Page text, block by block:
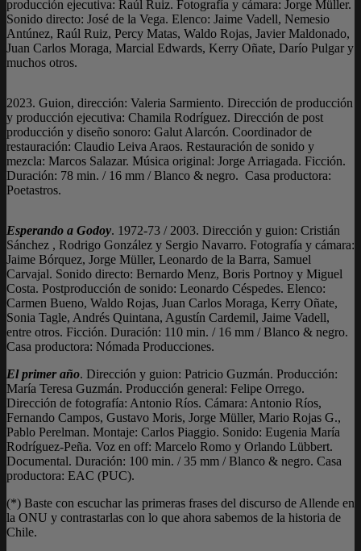
producción ejecutiva: Raúl Ruiz. Fotografía y cámara: Jorge Müller.
Sonido directo: José de la Vega. Elenco: Jaime Vadell, Nemesio
Antúnez, Raúl Ruiz, Percy Matas, Waldo Rojas, Javier Maldonado,
Juan Carlos Moraga, Marcial Edwards, Kerry Oñate, Darío Pulgar y
muchos otros.
2023. Guion, dirección: Valeria Sarmiento. Dirección de producción
y producción ejecutiva: Chamila Rodríguez. Dirección de post
producción y diseño sonoro: Galut Alarcón. Coordinador de
restauración: Claudio Leiva Araos. Restauración de sonido y
mezcla: Marcos Salazar. Música original: Jorge Arriagada. Ficción.
Duración: 78 min. / 16 mm / Blanco & negro. Casa productora:
Poetastros.
Esperando a Godoy. 1972-73 / 2003. Dirección y guion: Cristián
Sánchez , Rodrigo González y Sergio Navarro. Fotografía y cámara:
Jaime Bórquez, Jorge Müller, Leonardo de la Barra, Samuel
Carvajal. Sonido directo: Bernardo Menz, Boris Portnoy y Miguel
Costa. Postproducción de sonido: Leonardo Céspedes. Elenco:
Carmen Bueno, Waldo Rojas, Juan Carlos Moraga, Kerry Oñate,
Sonia Tagle, Andrés Quintana, Agustín Cardemil, Jaime Vadell,
entre otros. Ficción. Duración: 110 min. / 16 mm / Blanco & negro.
Casa productora: Nómada Producciones.
El primer año. Dirección y guion: Patricio Guzmán. Producción:
María Teresa Guzmán. Producción general: Felipe Orrego.
Dirección de fotografía: Antonio Ríos. Cámara: Antonio Ríos,
Fernando Campos, Gustavo Moris, Jorge Müller, Mario Rojas G.,
Pablo Perelman. Montaje: Carlos Piaggio. Sonido: Eugenia María
Rodríguez-Peña. Voz en off: Marcelo Romo y Orlando Lübbert.
Documental. Duración: 100 min. / 35 mm / Blanco & negro. Casa
productora: EAC (PUC).
(*) Baste con escuchar las primeras frases del discurso de Allende en
la ONU y contrastarlas con lo que ahora sabemos de la historia de
Chile.